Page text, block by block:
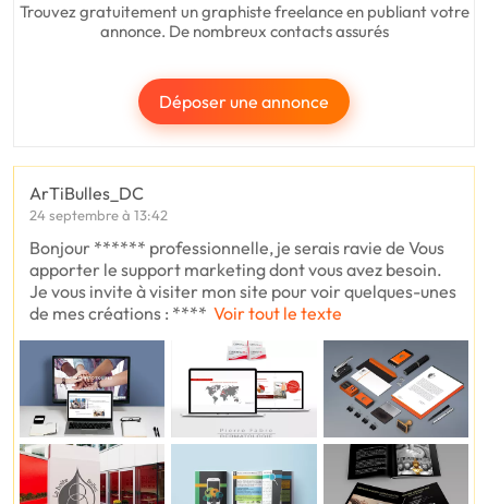
Trouvez gratuitement un graphiste freelance en publiant votre
annonce. De nombreux contacts assurés
Déposer une annonce
ArTiBulles_DC
24 septembre à 13:42
Bonjour ****** professionnelle, je serais ravie de Vous
apporter le support marketing dont vous avez besoin.
Je vous invite à visiter mon site pour voir quelques-unes
de mes créations : **** Voir tout le texte